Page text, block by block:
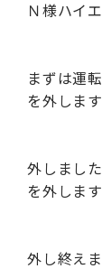
Ｎ様ハイ
まずは運
を外しま
外しまし
を外しま
外し終え